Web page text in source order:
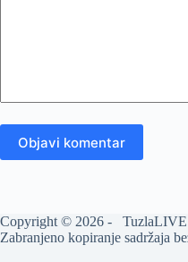
Objavi komentar
Copyright © 2026 -
Zabranjeno kopiranje sadržaja